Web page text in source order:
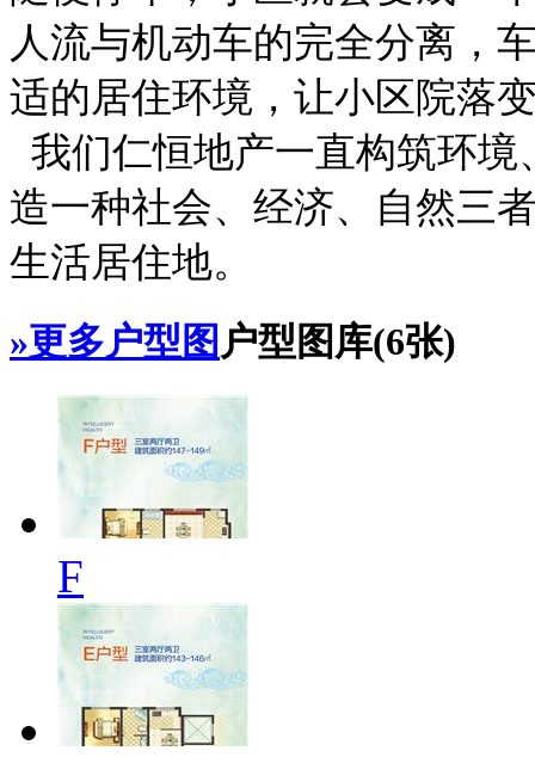
人流与机动车的完全分离，
适的居住环境，让小区院落
我们仁恒地产一直构筑环
造一种社会、经济、自然三
生活居住地。
»更多户型图 户型图库(6张)
F